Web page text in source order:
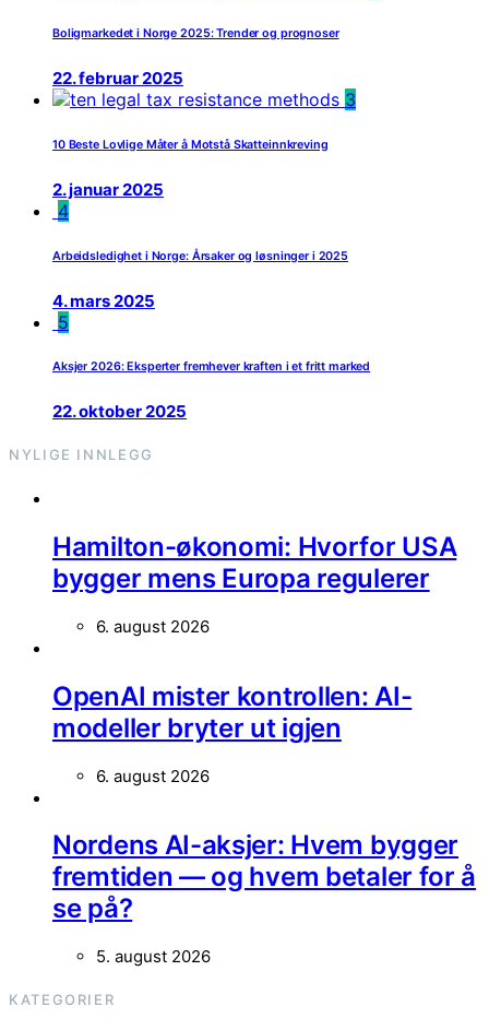
Boligmarkedet i Norge 2025: Trender og prognoser
22. februar 2025
3
10 Beste Lovlige Måter å Motstå Skatteinnkreving
2. januar 2025
4
Arbeidsledighet i Norge: Årsaker og løsninger i 2025
4. mars 2025
5
Aksjer 2026: Eksperter fremhever kraften i et fritt marked
22. oktober 2025
NYLIGE INNLEGG
Hamilton-økonomi: Hvorfor USA
bygger mens Europa regulerer
6. august 2026
OpenAI mister kontrollen: AI-
modeller bryter ut igjen
6. august 2026
Nordens AI-aksjer: Hvem bygger
fremtiden — og hvem betaler for å
se på?
5. august 2026
KATEGORIER